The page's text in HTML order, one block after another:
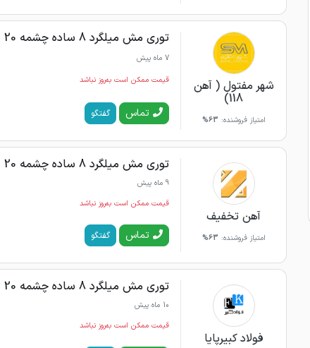
شهر مفتول ( آهن
118)
امتیاز فروشنده: 63%
توری مش میلگرد 8 ساده چشمه 20
7 ماه پیش
قیمت ممکن است به‌روز نباشد
تماس گفتگو
آهن تخفیف
امتیاز فروشنده: 63%
توری مش میلگرد 8 ساده چشمه 20
9 ماه پیش
قیمت ممکن است به‌روز نباشد
تماس گفتگو
فولاد کبیرپایا
توری مش میلگرد 8 ساده چشمه 20
10 ماه پیش
قیمت ممکن است به‌روز نباشد